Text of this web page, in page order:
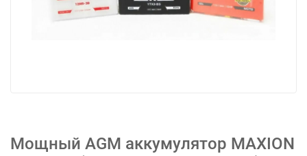
Мощный AGM аккумулятор MAXION